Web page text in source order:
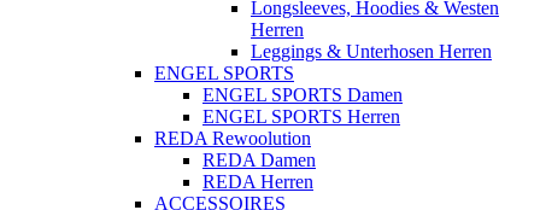
Longsleeves, Hoodies & Westen
Herren
Leggings & Unterhosen Herren
ENGEL SPORTS
ENGEL SPORTS Damen
ENGEL SPORTS Herren
REDA Rewoolution
REDA Damen
REDA Herren
ACCESSOIRES